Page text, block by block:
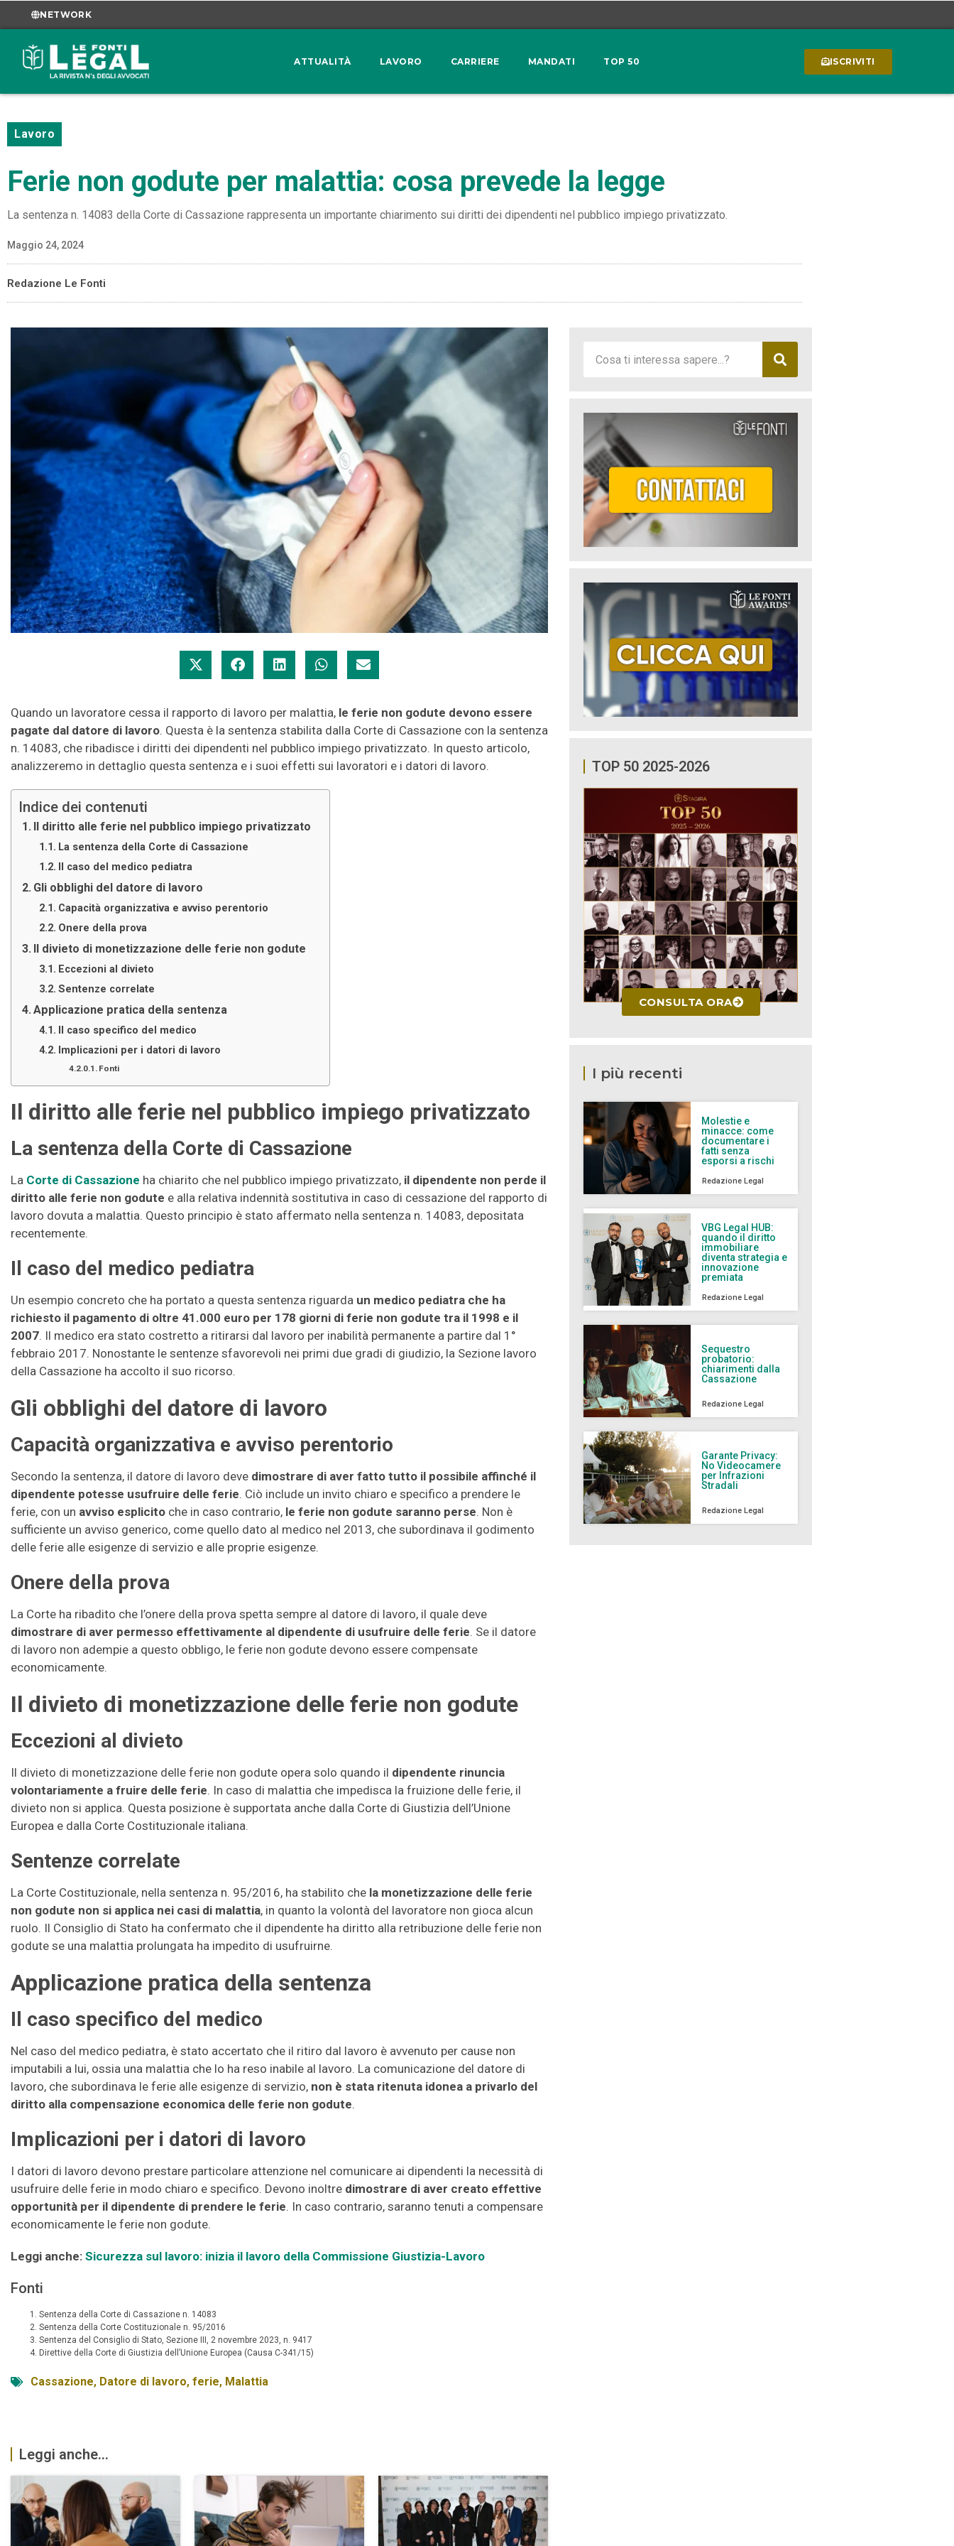
NETWORK
ATTUALITÀ LAVORO CARRIERE MANDATI TOP 50 ISCRIVITI
Lavoro
Ferie non godute per malattia: cosa prevede la legge
La sentenza n. 14083 della Corte di Cassazione rappresenta un importante chiarimento sui diritti dei dipendenti nel pubblico impiego privatizzato.
Maggio 24, 2024
Redazione Le Fonti
Quando un lavoratore cessa il rapporto di lavoro per malattia, le ferie non godute devono essere
pagate dal datore di lavoro. Questa è la sentenza stabilita dalla Corte di Cassazione con la sentenza
n. 14083, che ribadisce i diritti dei dipendenti nel pubblico impiego privatizzato. In questo articolo,
analizzeremo in dettaglio questa sentenza e i suoi effetti sui lavoratori e i datori di lavoro.
Indice dei contenuti
Il diritto alle ferie nel pubblico impiego privatizzato
La sentenza della Corte di Cassazione
Il caso del medico pediatra
Gli obblighi del datore di lavoro
Capacità organizzativa e avviso perentorio
Onere della prova
Il divieto di monetizzazione delle ferie non godute
Eccezioni al divieto
Sentenze correlate
Applicazione pratica della sentenza
Il caso specifico del medico
Implicazioni per i datori di lavoro
Fonti
Il diritto alle ferie nel pubblico impiego privatizzato
La sentenza della Corte di Cassazione
La Corte di Cassazione ha chiarito che nel pubblico impiego privatizzato, il dipendente non perde il
diritto alle ferie non godute e alla relativa indennità sostitutiva in caso di cessazione del rapporto di
lavoro dovuta a malattia. Questo principio è stato affermato nella sentenza n. 14083, depositata
recentemente.
Il caso del medico pediatra
Un esempio concreto che ha portato a questa sentenza riguarda un medico pediatra che ha
richiesto il pagamento di oltre 41.000 euro per 178 giorni di ferie non godute tra il 1998 e il
2007. Il medico era stato costretto a ritirarsi dal lavoro per inabilità permanente a partire dal 1°
febbraio 2017. Nonostante le sentenze sfavorevoli nei primi due gradi di giudizio, la Sezione lavoro
della Cassazione ha accolto il suo ricorso.
Gli obblighi del datore di lavoro
Capacità organizzativa e avviso perentorio
Secondo la sentenza, il datore di lavoro deve dimostrare di aver fatto tutto il possibile affinché il
dipendente potesse usufruire delle ferie. Ciò include un invito chiaro e specifico a prendere le
ferie, con un avviso esplicito che in caso contrario, le ferie non godute saranno perse. Non è
sufficiente un avviso generico, come quello dato al medico nel 2013, che subordinava il godimento
delle ferie alle esigenze di servizio e alle proprie esigenze.
Onere della prova
La Corte ha ribadito che l’onere della prova spetta sempre al datore di lavoro, il quale deve
dimostrare di aver permesso effettivamente al dipendente di usufruire delle ferie. Se il datore
di lavoro non adempie a questo obbligo, le ferie non godute devono essere compensate
economicamente.
Il divieto di monetizzazione delle ferie non godute
Eccezioni al divieto
Il divieto di monetizzazione delle ferie non godute opera solo quando il dipendente rinuncia
volontariamente a fruire delle ferie. In caso di malattia che impedisca la fruizione delle ferie, il
divieto non si applica. Questa posizione è supportata anche dalla Corte di Giustizia dell’Unione
Europea e dalla Corte Costituzionale italiana.
Sentenze correlate
La Corte Costituzionale, nella sentenza n. 95/2016, ha stabilito che la monetizzazione delle ferie
non godute non si applica nei casi di malattia, in quanto la volontà del lavoratore non gioca alcun
ruolo. Il Consiglio di Stato ha confermato che il dipendente ha diritto alla retribuzione delle ferie non
godute se una malattia prolungata ha impedito di usufruirne.
Applicazione pratica della sentenza
Il caso specifico del medico
Nel caso del medico pediatra, è stato accertato che il ritiro dal lavoro è avvenuto per cause non
imputabili a lui, ossia una malattia che lo ha reso inabile al lavoro. La comunicazione del datore di
lavoro, che subordinava le ferie alle esigenze di servizio, non è stata ritenuta idonea a privarlo del
diritto alla compensazione economica delle ferie non godute.
Implicazioni per i datori di lavoro
I datori di lavoro devono prestare particolare attenzione nel comunicare ai dipendenti la necessità di
usufruire delle ferie in modo chiaro e specifico. Devono inoltre dimostrare di aver creato effettive
opportunità per il dipendente di prendere le ferie. In caso contrario, saranno tenuti a compensare
economicamente le ferie non godute.
Leggi anche: Sicurezza sul lavoro: inizia il lavoro della Commissione Giustizia-Lavoro
Fonti
Sentenza della Corte di Cassazione n. 14083
Sentenza della Corte Costituzionale n. 95/2016
Sentenza del Consiglio di Stato, Sezione III, 2 novembre 2023, n. 9417
Direttive della Corte di Giustizia dell’Unione Europea (Causa C-341/15)
Cassazione, Datore di lavoro, ferie, Malattia
Leggi anche...
TOP 50 2025-2026
CONSULTA ORA
I più recenti
Molestie e
minacce: come
documentare i
fatti senza
esporsi a rischi
Redazione Legal
VBG Legal HUB:
quando il diritto
immobiliare
diventa strategia e
innovazione
premiata
Redazione Legal
Sequestro
probatorio:
chiarimenti dalla
Cassazione
Redazione Legal
Garante Privacy:
No Videocamere
per Infrazioni
Stradali
Redazione Legal